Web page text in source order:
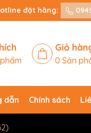
đặt hàng:
Giỏ
0 Sản
dẫn Chính sách